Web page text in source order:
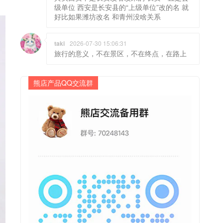
级单位 西安是长安县的“上级单位”改的名 就
好比如果潍坊改名 和青州没啥关系
taki 2026-07-30 15:06:31
旅行的意义，不在景区，不在终点，在路上
熊店产品QQ交流群